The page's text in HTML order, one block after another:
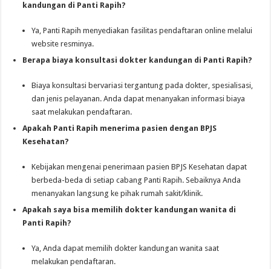
kandungan di Panti Rapih?
Ya, Panti Rapih menyediakan fasilitas pendaftaran online melalui
website resminya.
Berapa biaya konsultasi dokter kandungan di Panti Rapih?
Biaya konsultasi bervariasi tergantung pada dokter, spesialisasi,
dan jenis pelayanan. Anda dapat menanyakan informasi biaya
saat melakukan pendaftaran.
Apakah Panti Rapih menerima pasien dengan BPJS
Kesehatan?
Kebijakan mengenai penerimaan pasien BPJS Kesehatan dapat
berbeda-beda di setiap cabang Panti Rapih. Sebaiknya Anda
menanyakan langsung ke pihak rumah sakit/klinik.
Apakah saya bisa memilih dokter kandungan wanita di
Panti Rapih?
Ya, Anda dapat memilih dokter kandungan wanita saat
melakukan pendaftaran.